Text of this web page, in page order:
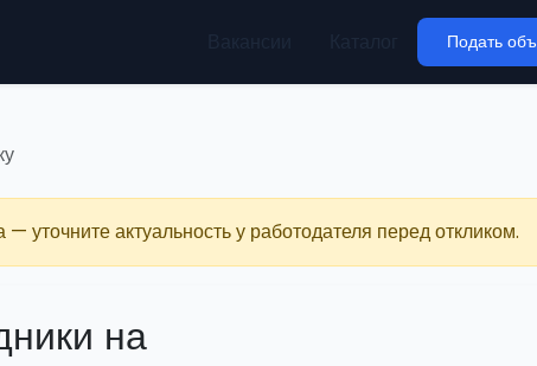
Подать
уточните актуальность у работодателя перед откликом.
на